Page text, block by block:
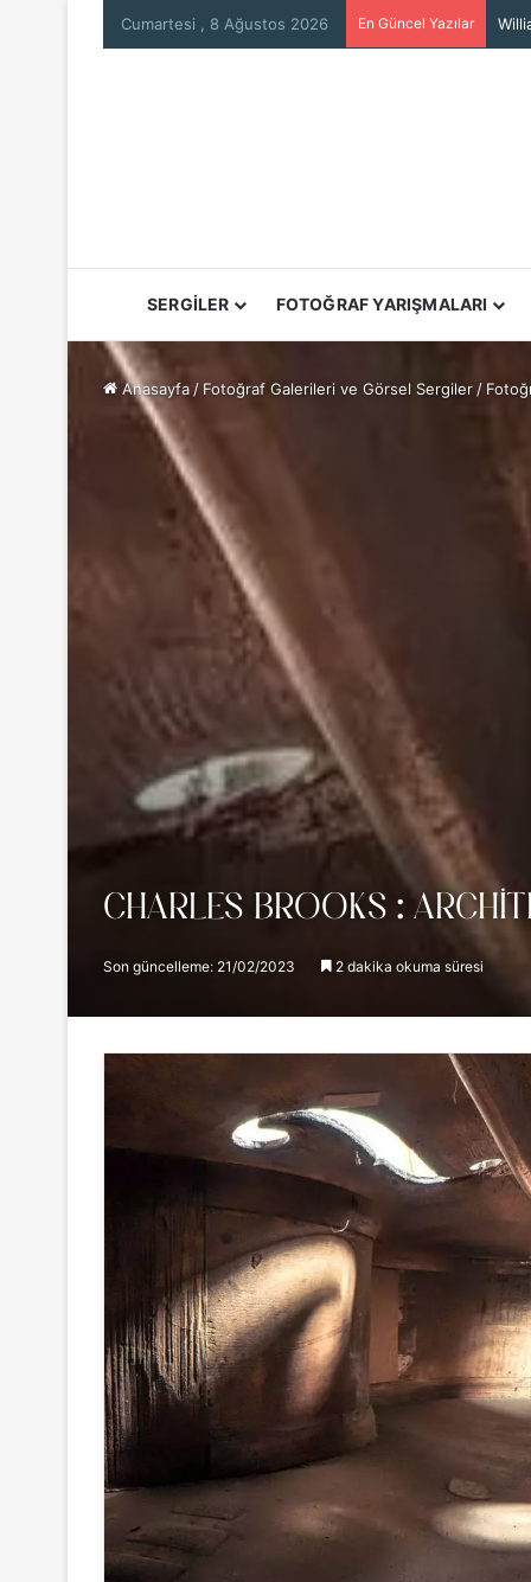
Cumartesi , 8 Ağustos 2026 En Güncel Yazılar
SERGİLER FOTOĞRAF YARIŞMALARI
Anasayfa / Fotoğraf Galerileri ve Görsel Sergiler /
CHARLES BROOKS :
Son güncelleme: 21/02/2023 2 dakika okuma süresi